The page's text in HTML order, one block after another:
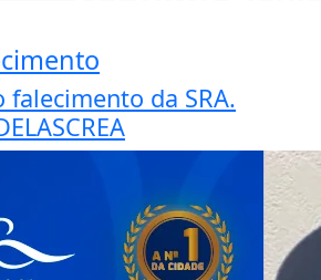
falecimento da SRA.